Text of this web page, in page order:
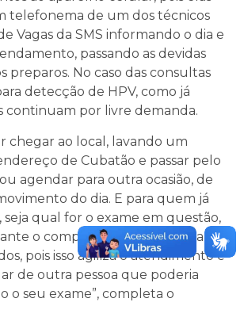
telefonema de um dos técnicos
Vagas da SMS informando o dia e
passando as devidas
preparos. No caso das consultas
detecção de HPV, como já
continuam por livre demanda.
chegar ao local, lavando um
de Cubatão e passar pelo
agendar para outra ocasião, de
do dia. E para quem já
seja qual for o exame em questão,
o comparecimento na data e
pois isso agiliza o atendimento e
de outra pessoa que poderia
o seu exame”, completa o